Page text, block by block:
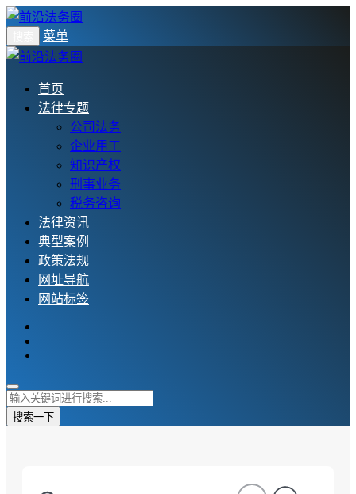
菜单
首页
法律专题
公司法务
企业用工
知识产权
刑事业务
税务咨询
法律资讯
典型案例
政策法规
网址导航
网站标签
搜索一下